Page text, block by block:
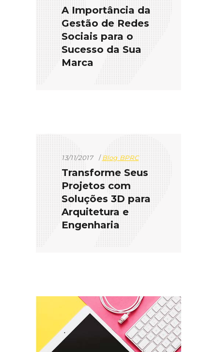
A Importância da
Gestão de Redes
Sociais para o
Sucesso da Sua
Marca
13/11/2017 Blog BPRC
Transforme Seus
Projetos com
Soluções 3D para
Arquitetura e
Engenharia